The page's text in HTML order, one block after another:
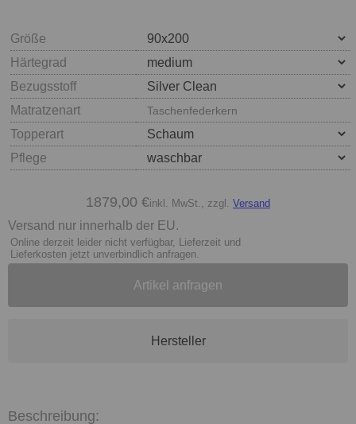
Größe
Härtegrad
Bezugsstoff
Matratzenart
Taschenfederkern
Topperart
Pflege
1879,00 €inkl. MwSt., zzgl. Versand
Versand nur innerhalb der EU.
Online derzeit leider nicht verfügbar, Lieferzeit und
Lieferkosten jetzt unverbindlich anfragen.
Artikel anfragen
Hersteller